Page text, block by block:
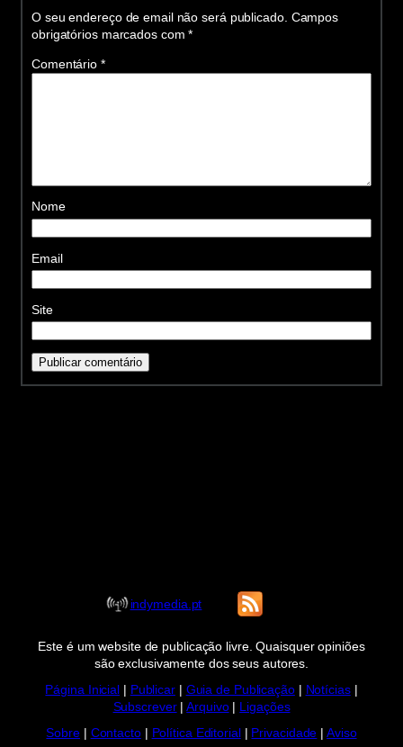
O seu endereço de email não será publicado. Campos
obrigatórios marcados com*
Comentário *
Nome
Email
Site
indymedia.pt
Este é um website de publicação livre. Quaisquer opiniões
são exclusivamente dos seus autores.
Página Inicial
Publicar| Guia de Publicação| Notícias|
Subscrever|Arquivo|
Ligações
Sobre| Contacto| Política Editorial Privacidade |Aviso